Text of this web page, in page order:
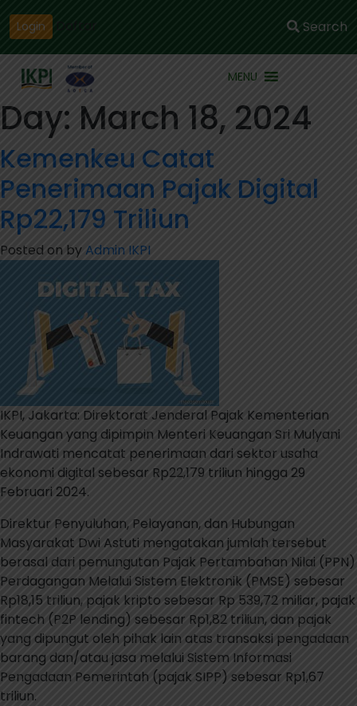
Login Search
MENU
Day: March 18, 2024
Kemenkeu Catat
Penerimaan Pajak Digital
Rp22,179 Triliun
Posted on byAdmin IKPI
IKPI, Jakarta: Direktorat Jenderal Pajak Kementerian
Keuangan yang dipimpin Menteri Keuangan Sri Mulyani
Indrawati mencatat penerimaan dari sektor usaha
ekonomi digital sebesar Rp22,179 triliun hingga 29
Februari 2024.
Direktur Penyuluhan, Pelayanan, dan Hubungan
Masyarakat Dwi Astuti mengatakan jumlah tersebut
berasal dari pemungutan Pajak Pertambahan Nilai (PPN)
Perdagangan Melalui Sistem Elektronik (PMSE) sebesar
Rp18,15 triliun, pajak kripto sebesar Rp 539,72 miliar, pajak
fintech (P2P lending) sebesar Rp1,82 triliun, dan pajak
yang dipungut oleh pihak lain atas transaksi pengadaan
barang dan/atau jasa melalui Sistem Informasi
Pengadaan Pemerintah (pajak SIPP) sebesar Rp1,67
triliun.